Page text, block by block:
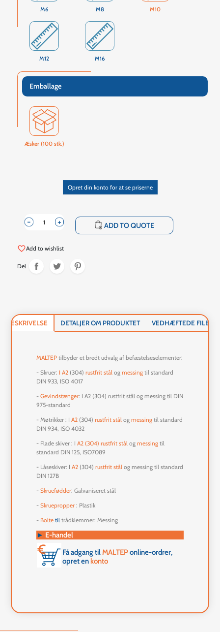
M6 M8 M10
M12 M16
Emballage
Æsker (100 stk.)
Opret din konto for at se priserne
+
- shopping_cart ADD TO QUOTE
favorite_borderAdd to wishlist
Del
BESKRIVELSE DETALJER OM PRODUKTET VEDHÆFTEDE FILER
MALTEPtilbyder et bredt udvalg af befæstelseselementer:
- Skruer: I A2 (304)rustfrit stål ogmessing til standard
DIN 933, ISO 4017
-Gevindstænger: I A2 (304) rustfrit stål og messing til DIN
975-standard
- Møtrikker : IA2 (304)rustfrit stål ogmessing til standard
DIN 934, ISO 4032
- Flade skiver : IA2 (304) rustfrit stål ogmessing til
standard DIN 125, ISO7089
- Låseskiver: IA2 (304)rustfrit stål og messing til standard
DIN 127B
-Skruefødder: Galvaniseret stål
-Skruepropper : Plastik
- Bolte tiltrådklemmer: Messing
► E-handel
Få adgang tilMALTEPonline-ordrer,
opret en konto